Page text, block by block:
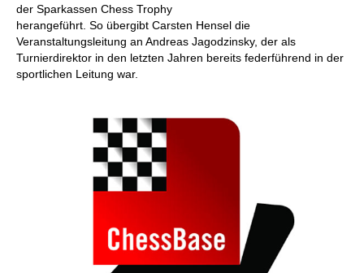
der Sparkassen Chess Trophy
herangeführt. So übergibt Carsten Hensel die
Veranstaltungsleitung an Andreas Jagodzinsky, der als
Turnierdirektor in den letzten Jahren bereits federführend in der
sportlichen Leitung war.